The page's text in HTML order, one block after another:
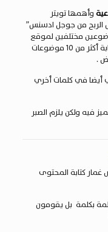
وأهمها تويتر
الربح من جوجل ادسنس”
مختلفين لموقع
واحد وذلك بدون أي باك لينك فقط بسبب كتابة أكثر من 10 موضوعات
.
أيضا في كلمات أخري
فيه ولكن يلزم الصبر
غمار كتابة المحتوى
بكلمة بل يقومون